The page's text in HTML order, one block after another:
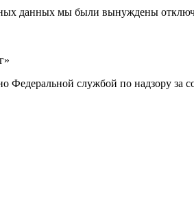
данных мы были вынуждены
службой по надзору за